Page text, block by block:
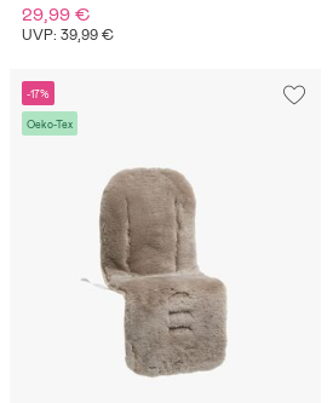
29,99 €
UVP: 39,99 €
-17%
Oeko-Tex